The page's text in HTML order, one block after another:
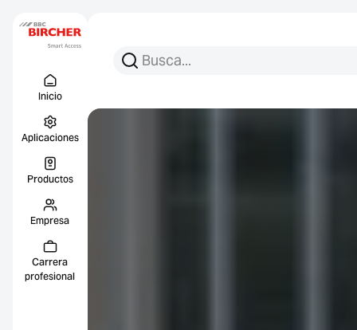
Inicio
Aplicaciones
Productos
Empresa
Carrera
profesional
Busca:
Busca en